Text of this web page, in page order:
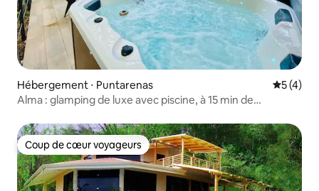
Hébergement ⋅ Puntarenas
5 (4)
Alma : glamping de luxe avec piscine, à 15 min de
Coup de cœur voyageurs
Coup de cœur voyageurs